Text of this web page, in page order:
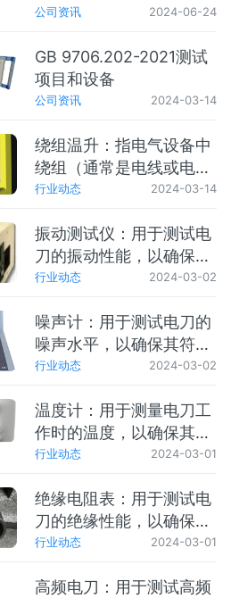
公司资讯 2024-06-24
GB 9706.202-2021测试
项目和设备
公司资讯 2024-03-14
绕组温升：指电气设备中
绕组（通常是电线或电缆
的集合）在工作时产生的
象。绕组温升过高可能导
致绝缘材料老化、性能下
降，甚至引发火灾。因
和控制是确保电气设备安
全运行的重要措施。
行业动态 2024-03-14
振动测试仪：用于测试电
刀的振动性能，以确保其
符合标准要求。
行业动态 2024-03-02
噪声计：用于测试电刀的
噪声水平，以确保其符合
标准要求。
行业动态 2024-03-02
温度计：用于测量电刀工
作时的温度，以确保其符
合标准要求。
行业动态 2024-03-01
绝缘电阻表：用于测试电
刀的绝缘性能，以确保其
符合标准要求。
行业动态 2024-03-01
高频电刀：用于测试高频